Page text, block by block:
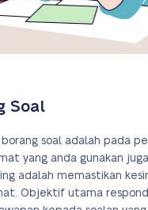
Soal
soal adalah pada
yang anda gunakan
adalah memastikan
Objektif utama